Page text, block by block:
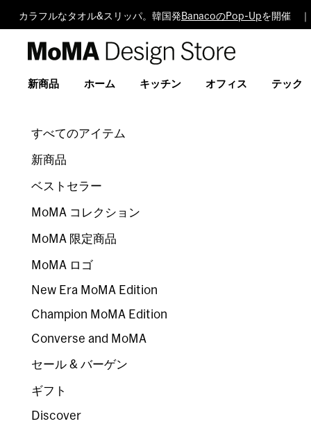
カラフルなタオル&スリッパ。韓国発 BanacoのPop-Upを開催
Design
新商品 ホーム キッチン オフィス テック
すべてのアイテム
新商品
ベストセラー
MoMA コレクション
MoMA 限定商品
MoMA ロゴ
New Era MoMA Edition
Champion MoMA Edition
Converse and MoMA
セール & バーゲン
ギフト
Discover